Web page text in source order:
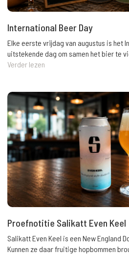
International Beer Day
Elke eerste vrijdag van augustus is het
uitstekende dag om samen het bier te
Verder lezen
Proefnotitie Salikatt Even Keel
Salikatt Even Keel is een New England
Kunnen ze daar fruitige hopbommen